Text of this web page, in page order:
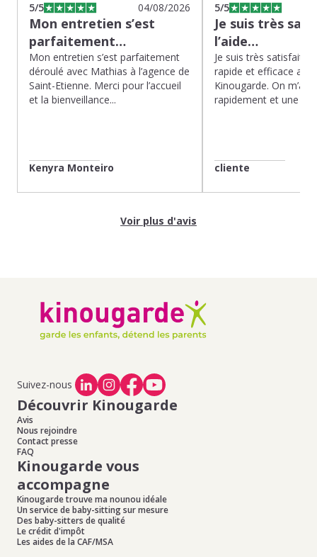
5/5 04/08/2026
Mon entretien s’est
parfaitement…
Mon entretien s’est parfaitement
déroulé avec Mathias à l’agence de
Saint-Etienne. Merci pour l’accueil
et la bienveillance...
Kenyra Monteiro
5/5
Je suis très
l’aide…
Je suis très satisfaite
rapide et efficace
Kinougarde. On m’a
rapidement et une
cliente
Voir plus d'avis
Suivez-nous
Découvrir Kinougarde
Avis
Nous rejoindre
Contact presse
FAQ
Kinougarde vous
accompagne
Kinougarde trouve ma nounou idéale
Un service de baby-sitting sur mesure
Des baby-sitters de qualité
Le crédit d'impôt
Les aides de la CAF/MSA